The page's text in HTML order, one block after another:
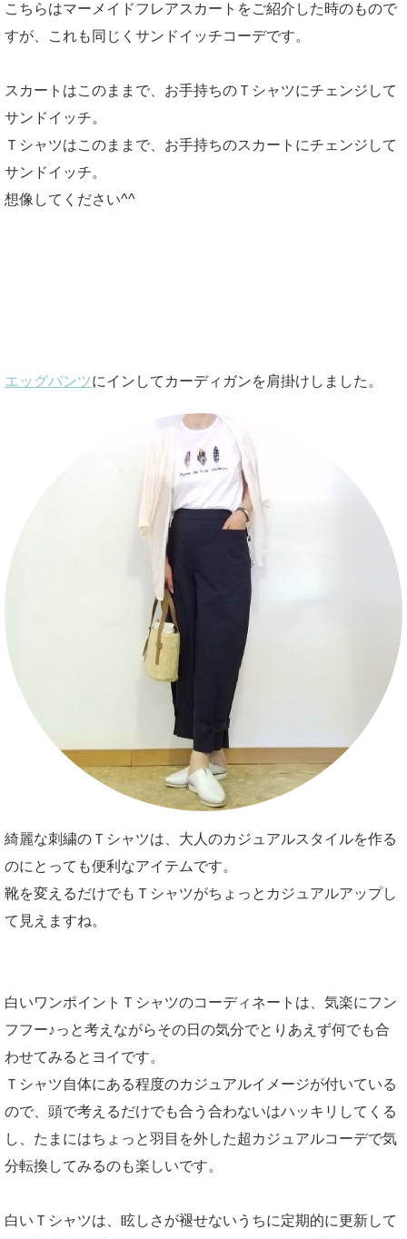
こちらはマーメイドフレアスカートをご紹介した時のもので
すが、これも同じくサンドイッチコーデです。
スカートはこのままで、お手持ちのＴシャツにチェンジして
サンドイッチ。
Ｔシャツはこのままで、お手持ちのスカートにチェンジして
サンドイッチ。
想像してください^^
エッグパンツにインしてカーディガンを肩掛けしました。
綺麗な刺繍のＴシャツは、大人のカジュアルスタイルを作る
のにとっても便利なアイテムです。
靴を変えるだけでもＴシャツがちょっとカジュアルアップし
て見えますね。
白いワンポイントＴシャツのコーディネートは、気楽にフン
フフー♪っと考えながらその日の気分でとりあえず何でも合
わせてみるとヨイです。
Ｔシャツ自体にある程度のカジュアルイメージが付いている
ので、頭で考えるだけでも合う合わないはハッキリしてくる
し、たまにはちょっと羽目を外した超カジュアルコーデで気
分転換してみるのも楽しいです。
白いＴシャツは、眩しさが褪せないうちに定期的に更新して